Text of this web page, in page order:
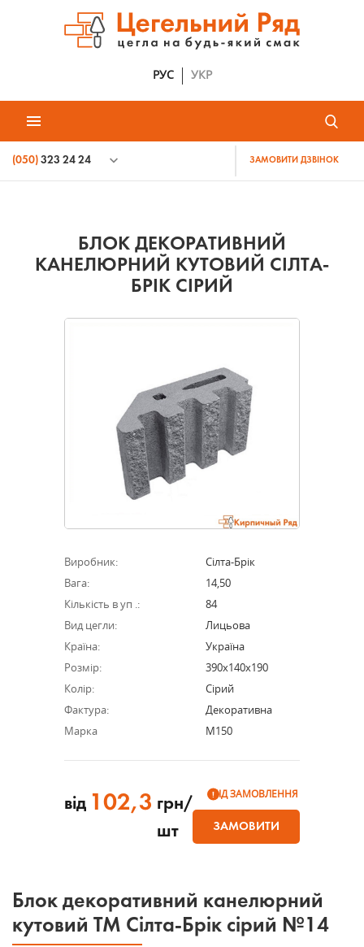
РУС УКР
(050) 323 24 24 ЗАМОВИТИ ДЗВІНОК
БЛОК ДЕКОРАТИВНИЙ
КАНЕЛЮРНИЙ КУТОВИЙ СІЛТА-
БРІК СІРИЙ
Виробник:
Сілта-Брік
Вага:
14,50
Кількість в уп .:
84
Вид цегли:
Лицьова
Країна:
Україна
Розмір:
390х140х190
Колір:
Сірий
Фактура:
Декоративна
Марка
М150
від 102,3 грн/
шт
ПІД ЗАМОВЛЕННЯ
ЗАМОВИТИ
Блок декоративний канелюрний
кутовий ТМ Сілта-Брік сірий №14